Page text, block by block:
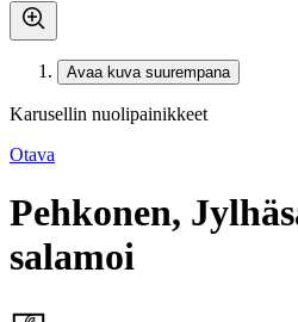
Avaa kuva suurempana
Karusellin nuolipainikkeet
Otava
Pehkonen,
salamoi